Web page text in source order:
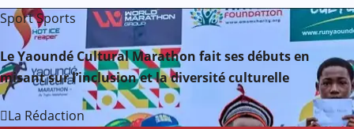
a
t
i
SportSports
Le Yaoundé Cultural Marathon fait ses débuts en
misant sur l’inclusion et la diversité culturelle
La Rédaction